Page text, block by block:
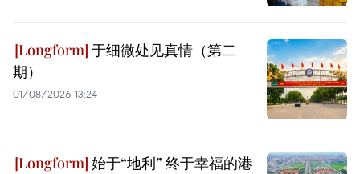
于细微处见真情（第二
期）
01/08/2026 13:24
始于“地利” 终于幸福的港